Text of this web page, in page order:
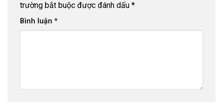
trường bắt buộc được đánh dấu *
Bình luận *